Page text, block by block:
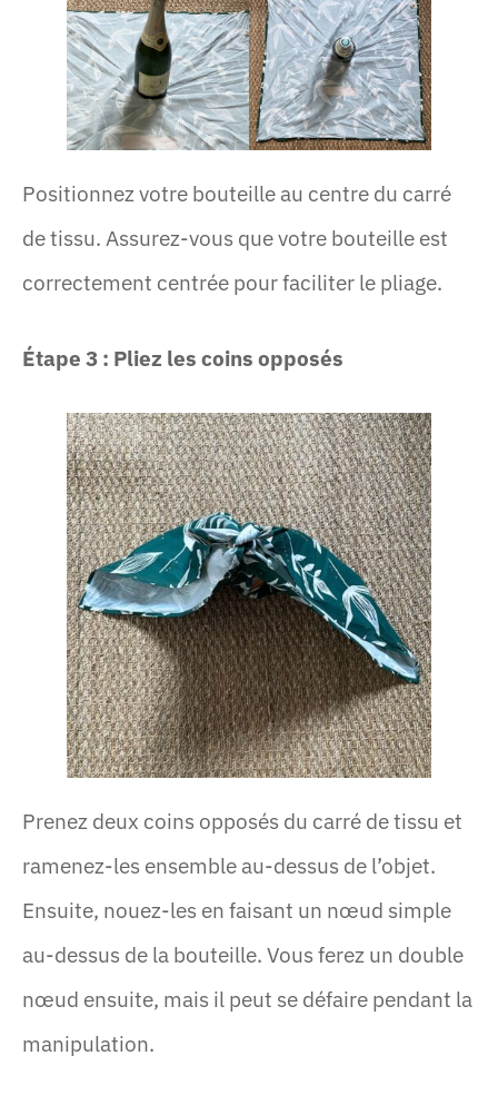
Positionnez votre bouteille au centre du carré
de tissu. Assurez-vous que votre bouteille est
correctement centrée pour faciliter le pliage.
Étape 3 : Pliez les coins opposés
Prenez deux coins opposés du carré de tissu et
ramenez-les ensemble au-dessus de l’objet.
Ensuite, nouez-les en faisant un nœud simple
au-dessus de la bouteille. Vous ferez un double
nœud ensuite, mais il peut se défaire pendant la
manipulation.